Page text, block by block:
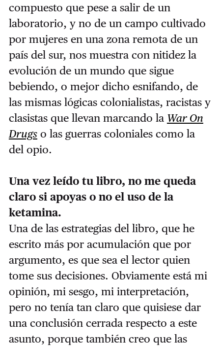
compuesto que pese a salir de un
laboratorio, y no de un campo cultivado
por mujeres en una zona remota de un
país del sur, nos muestra con nitidez la
evolución de un mundo que sigue
bebiendo, o mejor dicho esnifando, de
las mismas lógicas colonialistas, racistas y
clasistas que llevan marcando la War On
Drugso las guerras coloniales como la
del opio.
Una vez leído tu libro, no me queda
claro si apoyas o no el uso de la
ketamina.
Una de las estrategias del libro, que he
escrito más por acumulación que por
argumento, es que sea el lector quien
tome sus decisiones. Obviamente está mi
opinión, mi sesgo, mi interpretación,
pero no tenía tan claro que quisiese dar
una conclusión cerrada respecto a este
asunto, porque también creo que las